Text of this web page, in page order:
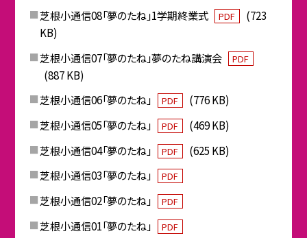
芝根小通信08「夢のたね」1学期終業式 PDF
(723
KB)
芝根小通信07「夢のたね」夢のたね講演会
PDF
(887 KB)
芝根小通信06「夢のたね」
PDF
(776 KB)
芝根小通信05「夢のたね」
PDF
(469 KB)
芝根小通信04「夢のたね」
PDF
(625 KB)
芝根小通信03「夢のたね」
PDF
芝根小通信02「夢のたね」 PDF
芝根小通信01「夢のたね」 PDF